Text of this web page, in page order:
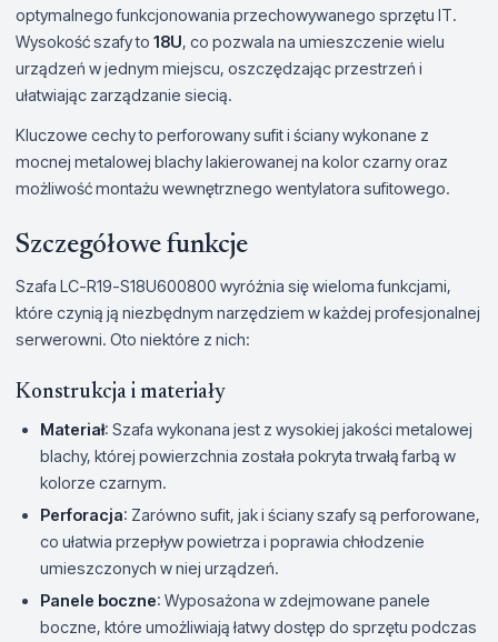
optymalnego funkcjonowania przechowywanego sprzętu IT.
Wysokość szafy to 18U, co pozwala na umieszczenie wielu
urządzeń w jednym miejscu, oszczędzając przestrzeń i
ułatwiając zarządzanie siecią.
Kluczowe cechy to perforowany sufit i ściany wykonane z
mocnej metalowej blachy lakierowanej na kolor czarny oraz
możliwość montażu wewnętrznego wentylatora sufitowego.
Szczegółowe funkcje
Szafa LC-R19-S18U600800 wyróżnia się wieloma funkcjami,
które czynią ją niezbędnym narzędziem w każdej profesjonalnej
serwerowni. Oto niektóre z nich:
Konstrukcja i materiały
Materiał: Szafa wykonana jest z wysokiej jakości metalowej
blachy, której powierzchnia została pokryta trwałą farbą w
kolorze czarnym.
Perforacja: Zarówno sufit, jak i ściany szafy są perforowane,
co ułatwia przepływ powietrza i poprawia chłodzenie
umieszczonych w niej urządzeń.
Panele boczne: Wyposażona w zdejmowane panele
boczne, które umożliwiają łatwy dostęp do sprzętu podczas